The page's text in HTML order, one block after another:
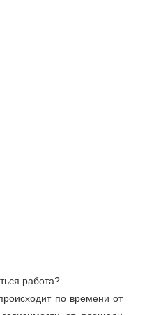
работа?
по времени от